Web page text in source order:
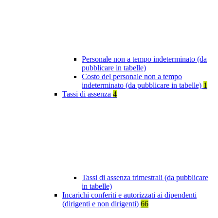
Personale non a tempo indeterminato (da
pubblicare in tabelle)
Costo del personale non a tempo
indeterminato (da pubblicare in tabelle) 1
Tassi di assenza 4
Tassi di assenza trimestrali (da pubblicare
in tabelle)
Incarichi conferiti e autorizzati ai dipendenti
(dirigenti e non dirigenti) 66